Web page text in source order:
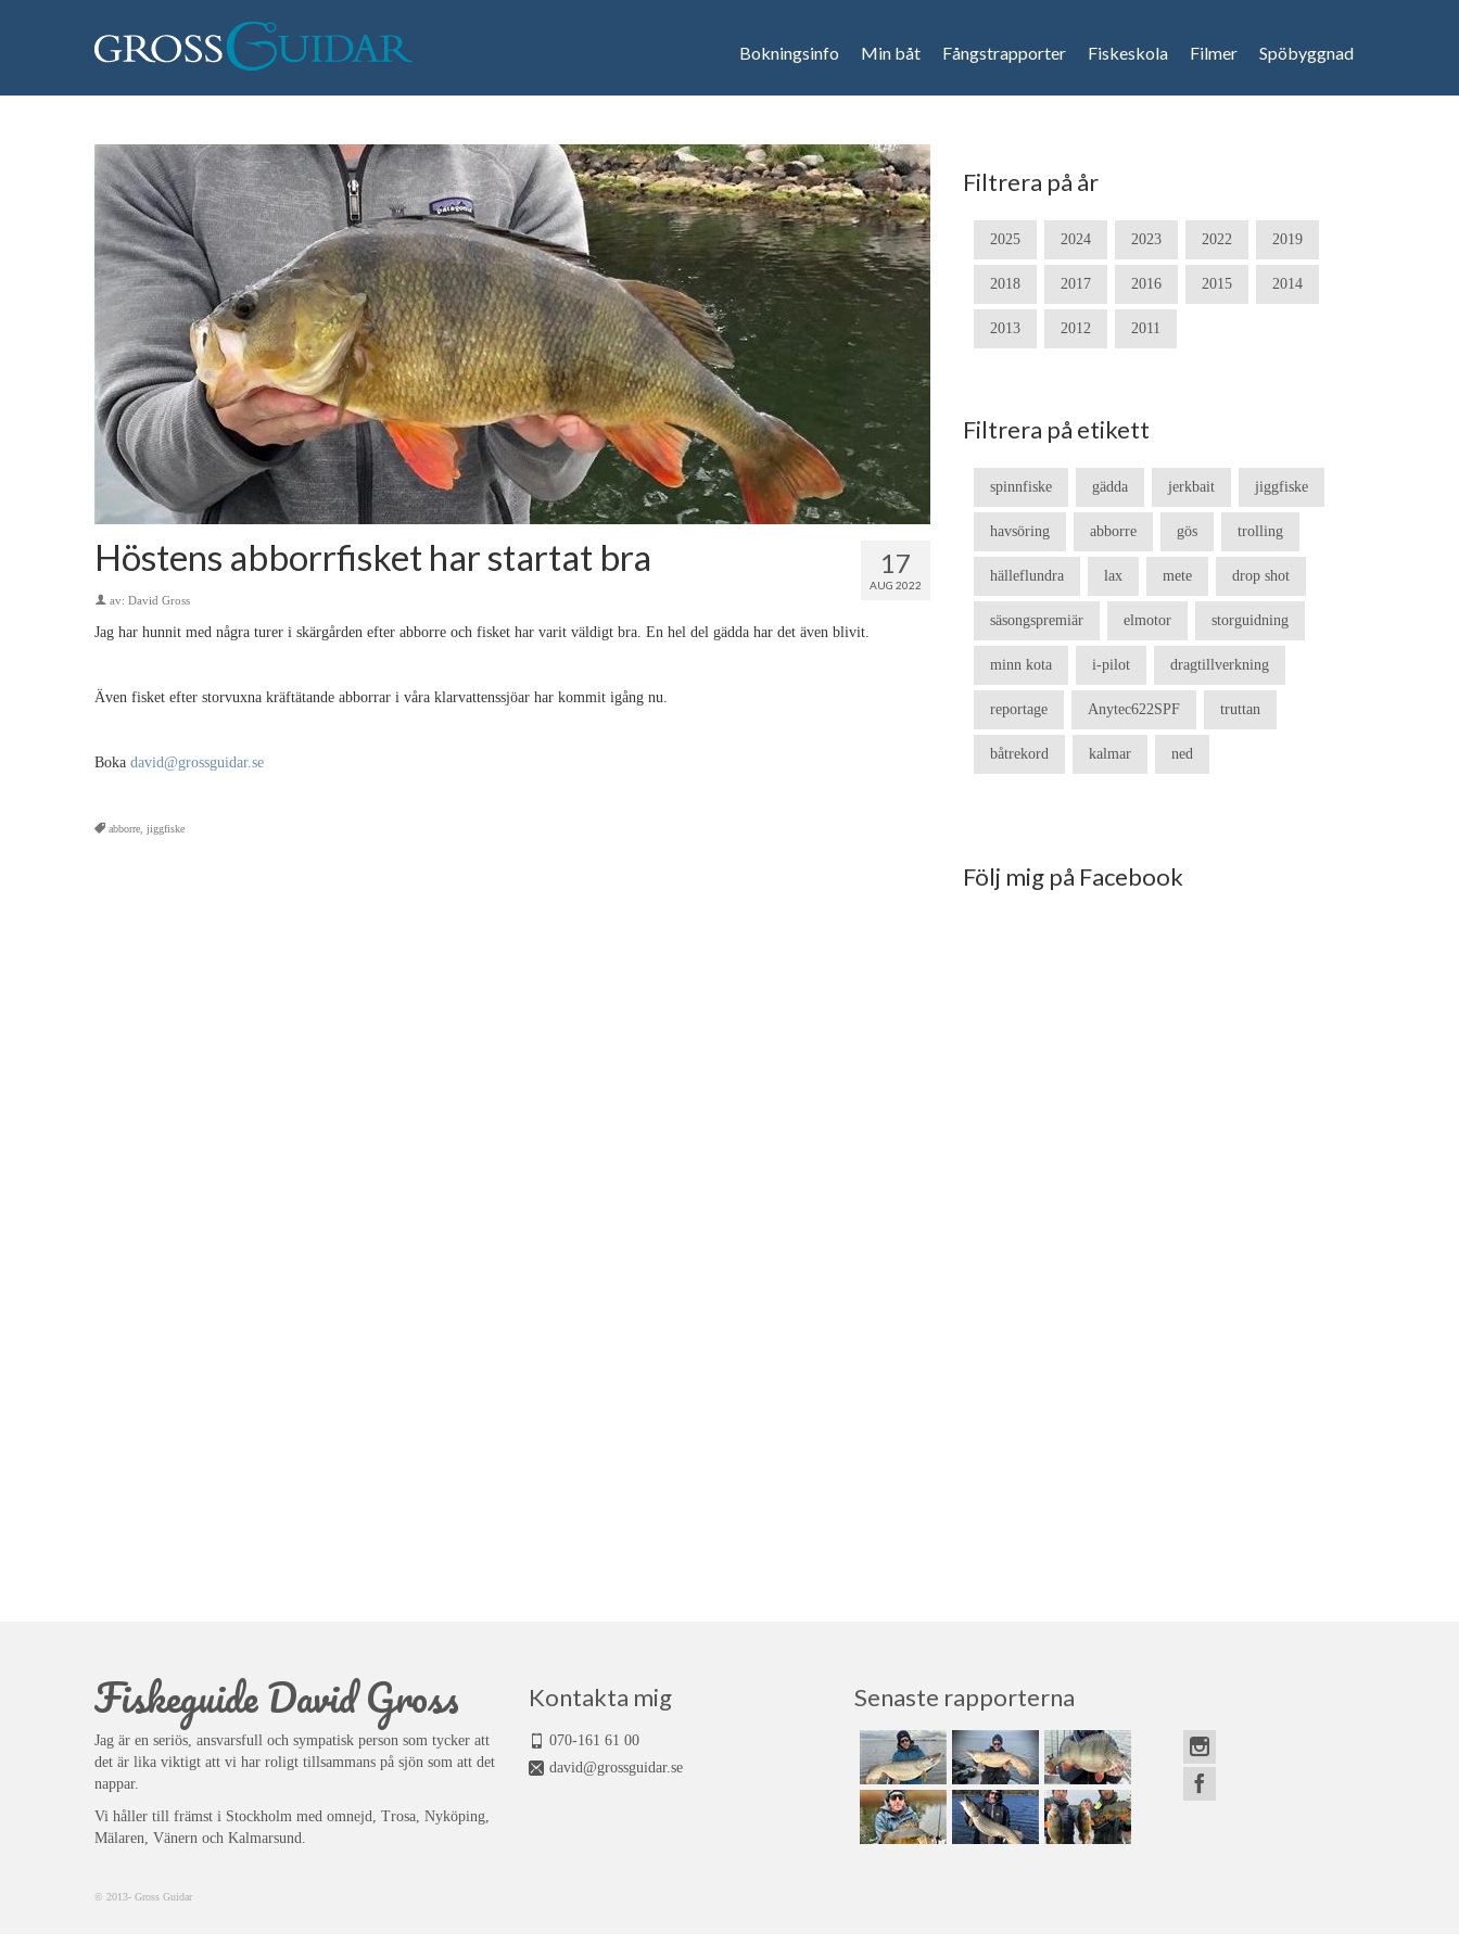
Bokningsinfo Min båt Fångstrapporter Fiskeskola Filmer Spöbyggnad
17
AUG 2022
Höstens abborrfisket har startat bra
av: David Gross
Jag har hunnit med några turer i skärgården efter abborre och fisket har varit väldigt bra. En hel del gädda har det även blivit.
Även fisket efter storvuxna kräftätande abborrar i våra klarvattenssjöar har kommit igång nu.
Boka david@grossguidar.se
abborre jiggfiske
Filtrera på år
2025 2024 2023 2022 2019
2018 2017 2016 2015 2014
2013 2012 2011
Filtrera på etikett
spinnfiske gädda jerkbait jiggfiske
havsöring abborre gös trolling
hälleflundra lax mete drop shot
säsongspremiär elmotor storguidning
minn kota i-pilot dragtillverkning
reportage Anytec622SPF truttan
båtrekord kalmar ned
Följ mig på Facebook
Fiskeguide David Gross
Jag är en seriös, ansvarsfull och sympatisk person som tycker att
det är lika viktigt att vi har roligt tillsammans på sjön som att det
nappar.
Vi håller till främst i Stockholm med omnejd, Trosa, Nyköping,
Mälaren, Vänern och Kalmarsund.
Kontakta mig
070-161 61 00
david@grossguidar.se
Senaste rapporterna
© 2013- Gross Guidar